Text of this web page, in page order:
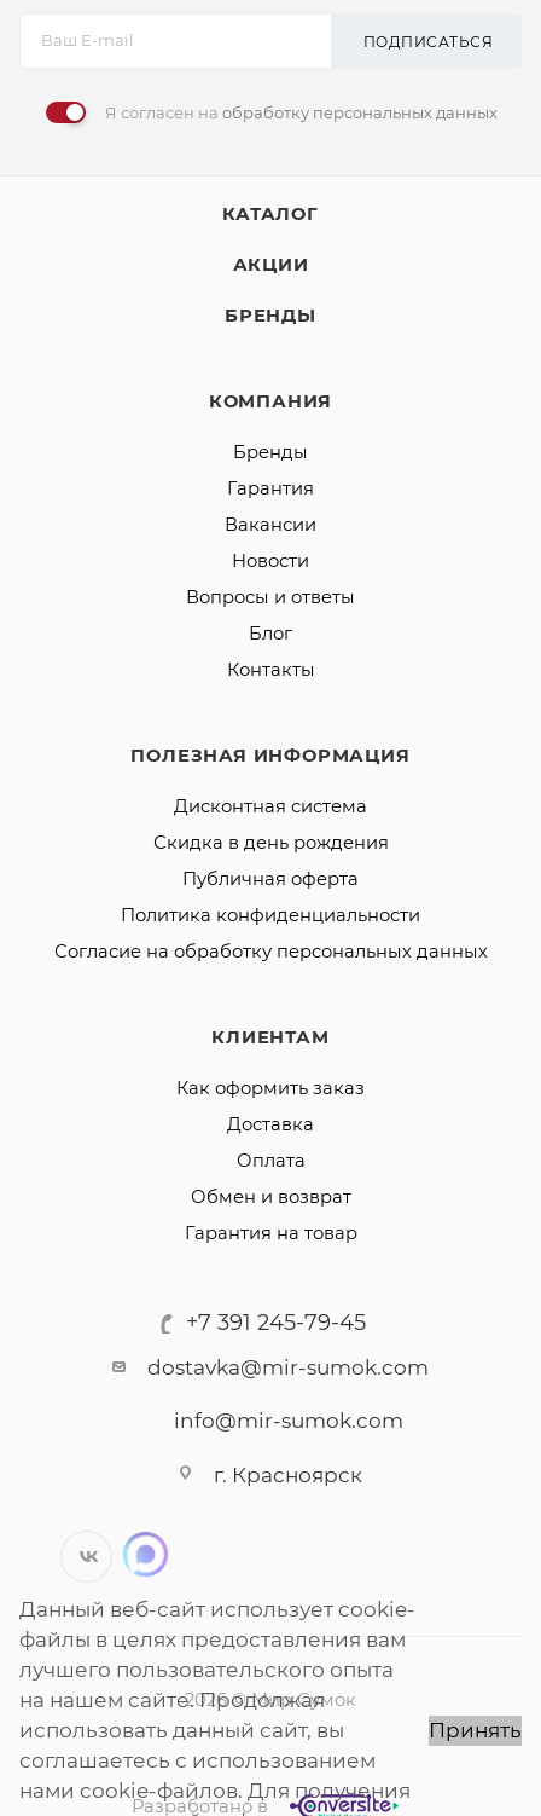
ПОДПИСАТЬСЯ
Я согласен на обработку персональных данных
КАТАЛОГ
АКЦИИ
БРЕНДЫ
КОМПАНИЯ
Бренды
Гарантия
Вакансии
Новости
Вопросы и ответы
Блог
Контакты
ПОЛЕЗНАЯ ИНФОРМАЦИЯ
Дисконтная система
Скидка в день рождения
Публичная оферта
Политика конфиденциальности
Согласие на обработку персональных данных
КЛИЕНТАМ
Как оформить заказ
Доставка
Оплата
Обмен и возврат
Гарантия на товар
+7 391 245-79-45
dostavka@mir-sumok.com
info@mir-sumok.com
г. Красноярск
2026 © Мир Сумок
Разработано в
Данный веб-сайт использует cookie-
файлы в целях предоставления вам
лучшего пользовательского опыта
на нашем сайте. Продолжая
использовать данный сайт, вы
соглашаетесь с использованием
нами cookie-файлов. Для получения
Принять